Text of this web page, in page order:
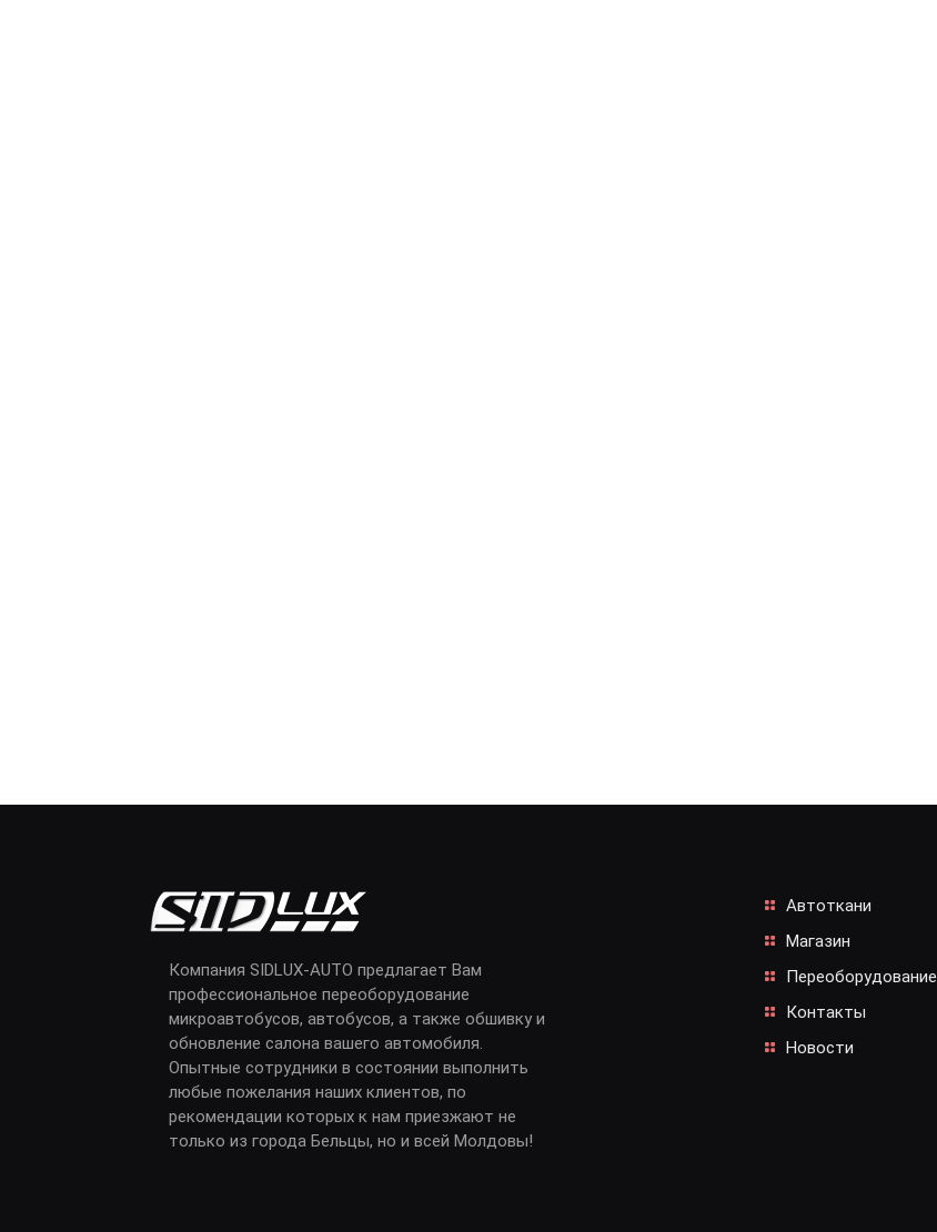
Компания SIDLUX-AUTO предлагает Вам
профессиональное переоборудование
микроавтобусов, автобусов, а также обшивку и
обновление салона вашего автомобиля.
Опытные сотрудники в состоянии выполнить
любые пожелания наших клиентов, по
рекомендации которых к нам приезжают не
только из города Бельцы, но и всей Молдовы!
Автоткани
Магазин
Переоборудование
Контакты
Новости